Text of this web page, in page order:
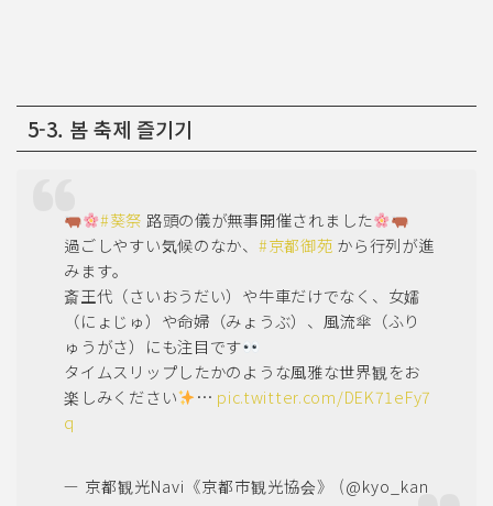
5-3. 봄 축제 즐기기
#葵祭 路頭の儀が無事開催されました
過ごしやすい気候のなか、 #京都御苑 から行列が進
みます。
斎王代（さいおうだい）や牛車だけでなく、女嬬
（にょじゅ）や命婦（みょうぶ）、風流傘（ふり
ゅうがさ）にも注目です
タイムスリップしたかのような風雅な世界観をお
楽しみください
… pic.twitter.com/DEK71eFy7
q
— 京都観光Navi《京都市観光協会》 (@kyo_kan